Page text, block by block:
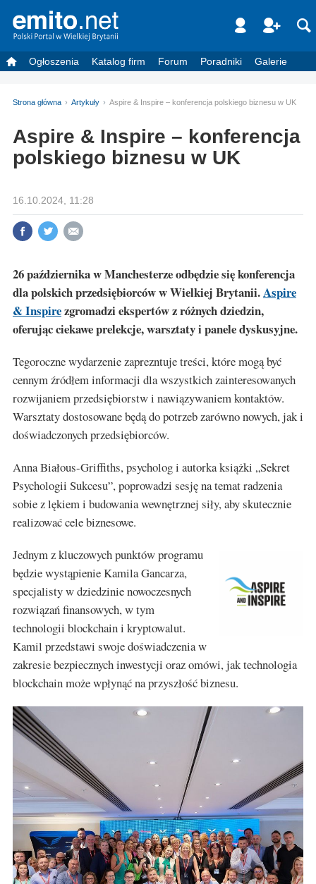
Ogłoszenia Katalog firm Forum Poradniki Galerie
Strona główna Artykuły Aspire & Inspire – konferencja polskiego biznesu w UK
Aspire & Inspire – konferencja
polskiego biznesu w UK
16.10.2024, 11:28
26 października w Manchesterze odbędzie się konferencja
dla polskich przedsiębiorców w Wielkiej Brytanii.Aspire
& Inspirezgromadzi ekspertów z różnych dziedzin,
oferując ciekawe prelekcje, warsztaty i panele dyskusyjne.
Tegoroczne wydarzenie zaprezntuje treści, które mogą być
cennym źródłem informacji dla wszystkich zainteresowanych
rozwijaniem przedsiębiorstw i nawiązywaniem kontaktów.
Warsztaty dostosowane będą do potrzeb zarówno nowych, jak i
doświadczonych przedsiębiorców.
Anna Białous-Griffiths, psycholog i autorka książki „Sekret
Psychologii Sukcesu”, poprowadzi sesję na temat radzenia
sobie z lękiem i budowania wewnętrznej siły, aby skutecznie
realizować cele biznesowe.
Jednym z kluczowych punktów programu
będzie wystąpienie Kamila Gancarza,
specjalisty w dziedzinie nowoczesnych
rozwiązań finansowych, w tym
technologii blockchain i kryptowalut.
Kamil przedstawi swoje doświadczenia w
zakresie bezpiecznych inwestycji oraz omówi, jak technologia
blockchain może wpłynąć na przyszłość biznesu.